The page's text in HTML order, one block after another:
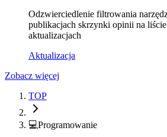
Odzwierciedlenie filtrowania
publikacjach skrzynki opinii na
aktualizacjach
Aktualizacja
Zobacz więcej
TOP
💻Programowanie